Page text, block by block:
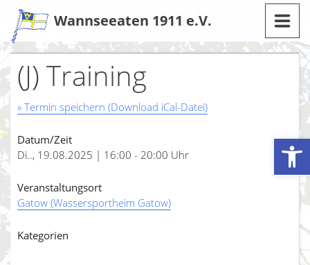
Werkzeugleiste öffnen
Zum
Inhalt
Wannseeaten 1911 e.V.
(J) Training
» Termin speichern (Download iCal-Datei)
Datum/Zeit
Di.., 19.08.2025 | 16:00 - 20:00 Uhr
Veranstaltungsort
Gatow (Wassersportheim Gatow)
Kategorien